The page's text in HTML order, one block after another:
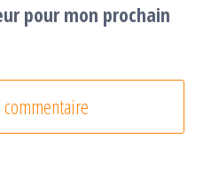
pour mon prochain